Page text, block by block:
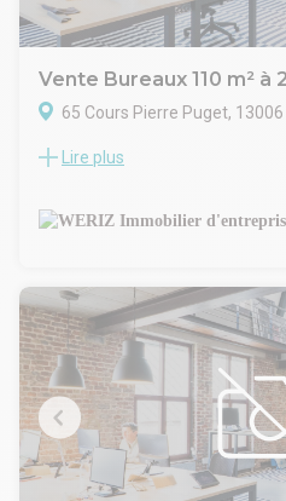
Vente Bureaux 110 m² à
65 Cours Pierre Puget,
WERIZ, votre spécialiste
Provence vous propose à la
splendides bureaux d'environ
standing et d'un cachet très
d'art.
Lire plus